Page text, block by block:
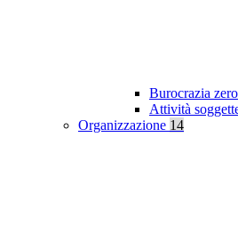
Burocrazia zero
Attività
Organizzazione 14